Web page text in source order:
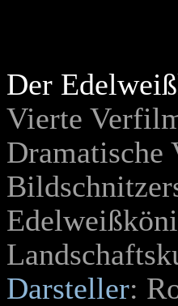
Der
Vierte
Dramatische
Darsteller: